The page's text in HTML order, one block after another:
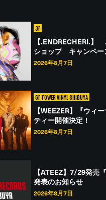
3F
【.ENDRECHERI.
ショップ キャンペー
2026年8月7日
6F TOWER VINYL SHIBUYA
【WEEZER】『ウ
ティー開催決定！
2026年8月7日
【ATEEZ】7/29発売
発表のお知らせ
2026年8月7日